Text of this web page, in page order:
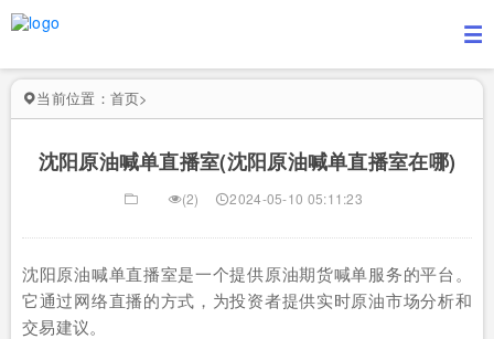
当前位置： 首页>
沈阳原油喊单直播室(沈阳原油喊单直播室在哪)
(2) 2024-05-10 05:11:23
沈阳原油喊单直播室是一个提供原油期货喊单服务的平台。
它通过网络直播的方式，为投资者提供实时原油市场分析和
交易建议。